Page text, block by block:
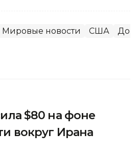
Мировые новости США
$80 на фоне
вокруг Ирана